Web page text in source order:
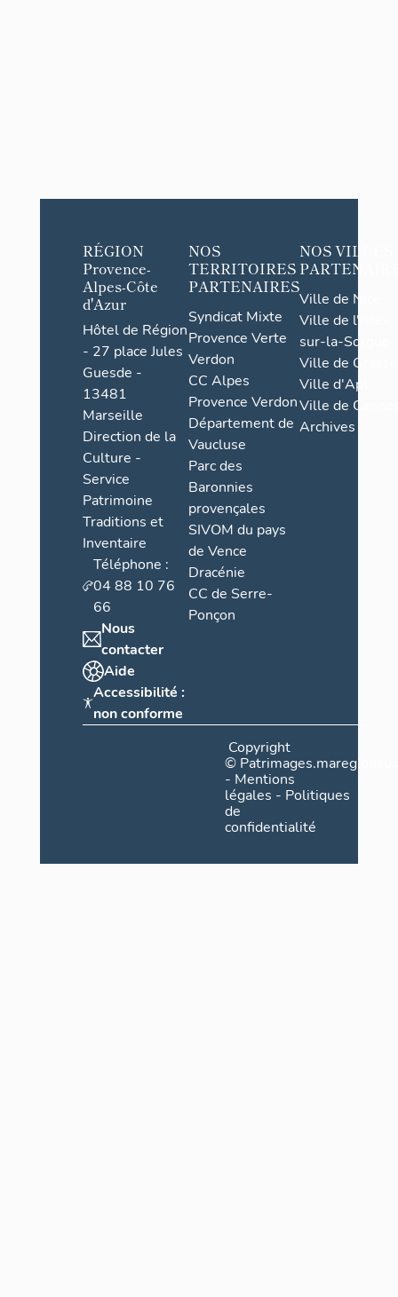
RÉGION
Provence-
Alpes-Côte
d'Azur
Hôtel de Région
- 27 place Jules
Guesde -
13481
Marseille
Direction de la
Culture -
Service
Patrimoine
Traditions et
Inventaire
Téléphone :
04 88 10 76
66
Nous
contacter
Aide
Accessibilité :
non conforme
NOS
TERRITOIRES
PARTENAIRES
Syndicat Mixte
Provence Verte
Verdon
CC Alpes
Provence Verdon
Département de
Vaucluse
Parc des
Baronnies
provençales
SIVOM du pays
de Vence
Dracénie
CC de Serre-
Ponçon
NOS VILLES
Ville de Nice
Ville de l'Isle-
sur-la-Sorgue
Ville de Grasse
Ville d'Apt
Ville de
Archives
Copyright
©
- Mentions
légales - Politiques
de
confidentialité